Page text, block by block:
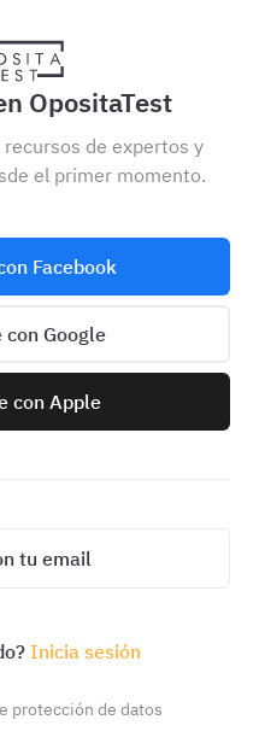
OpositaTest
de expertos y
el primer momento.
Facebook
con Google
con Apple
tu email
Inicia sesión
protección de datos